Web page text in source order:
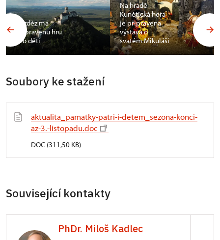
Bezděz má
připravenu hru
pro děti
Na hradě
Kunětická hora
je připravena
výstava o
svatém Mikuláši
Soubory ke stažení
aktualita_pamatky-patri-i-detem_sezona-konci-
az-3.-listopadu.doc
DOC (311,50 KB)
Související kontakty
PhDr. Miloš Kadlec